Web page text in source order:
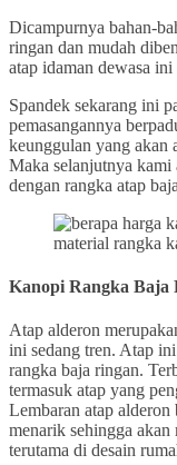
Dicampurnya bahan-
ringan dan mudah
atap idaman dewasa
Spandek sekarang ini
pemasangannya
keunggulan yang akan
Maka selanjutnya kami
dengan rangka atap
Kanopi Rangka Baja
Atap alderon
ini sedang tren. Atap
rangka baja ringan.
termasuk atap yang
Lembaran atap
menarik sehingga
terutama di desain